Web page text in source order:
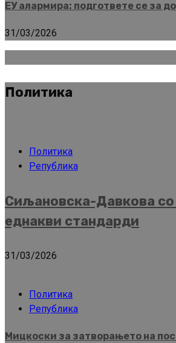
ЕУ алармира: подгответе се за
31/03/2026
Политика
Политика
Република
Сиљановска-Давкова со
еднакви стандарди
31/03/2026
Политика
Република
Мицкоски за затворањето на